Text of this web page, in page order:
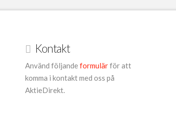
Kontakt
Använd följandeformulärför att
komma i kontakt med oss på
AktieDirekt.